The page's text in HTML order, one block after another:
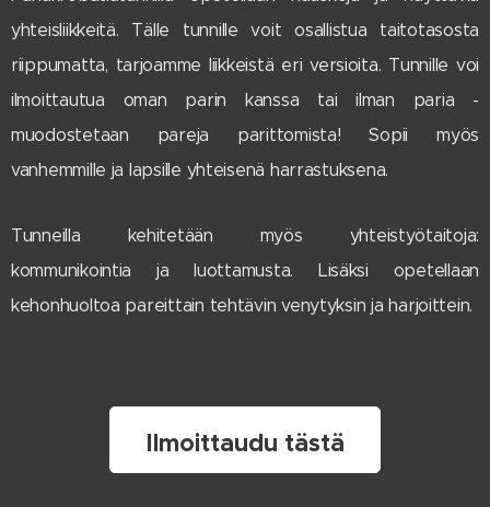
yhteisliikkeitä. Tälle tunnille voit osallistua taitotasosta
riippumatta, tarjoamme liikkeistä eri versioita. Tunnille voi
ilmoittautua oman parin kanssa tai ilman paria -
muodostetaan pareja parittomista! Sopii myös
vanhemmille ja lapsille yhteisenä harrastuksena.
Tunneilla kehitetään myös yhteistyötaitoja:
kommunikointia ja luottamusta. Lisäksi opetellaan
kehonhuoltoa pareittain tehtävin venytyksin ja harjoittein.
Ilmoittaudu tästä